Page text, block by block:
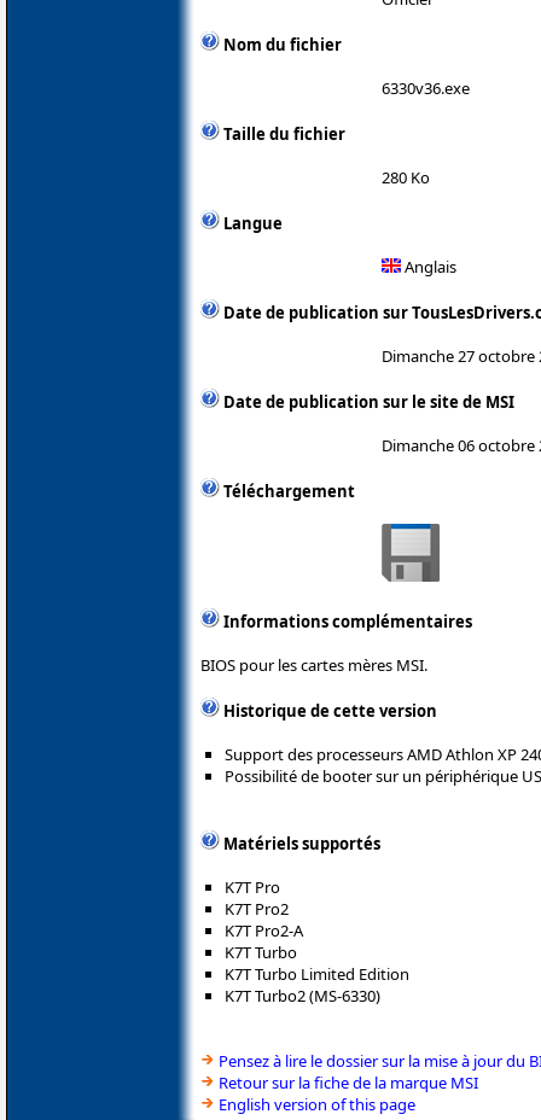
Nom du fichier
6330v36.exe
Taille du fichier
280 Ko
Langue
Anglais
Date de publication sur
Dimanche 27 octobre
Date de publication sur le site de MSI
Dimanche 06 octobre
Téléchargement
Informations complémentaires
BIOS pour les cartes mères MSI.
Historique de cette version
Support des processeurs AMD Athlon XP
Possibilité de booter sur un périphérique
Matériels supportés
K7T Pro
K7T Pro2
K7T Pro2-A
K7T Turbo
K7T Turbo Limited Edition
K7T Turbo2 (MS-6330)
Pensez à lire le dossier sur la mise à jour du
Retour sur la fiche de la marque MSI
English version of this page